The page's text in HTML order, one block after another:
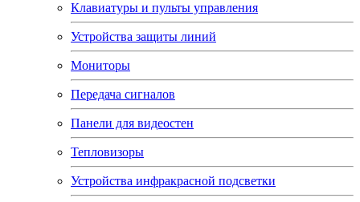
Клавиатуры и пульты управления
Устройства защиты линий
Мониторы
Передача сигналов
Панели для видеостен
Тепловизоры
Устройства инфракрасной подсветки